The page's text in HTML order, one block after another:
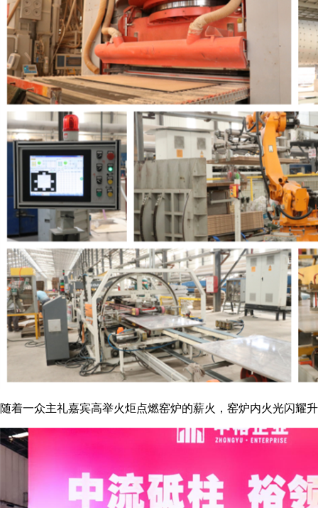
随着一众主礼嘉宾高举火炬点燃窑炉的薪火，窑炉内火光闪耀